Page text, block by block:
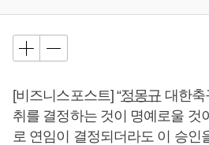
[비즈니스포스트] “정몽규 대한축
취를 결정하는 것이 명예로울 것
로 연임이 결정되더라도 이 승인